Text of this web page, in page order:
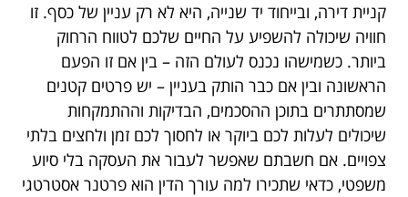
קניית דירה, ובייחוד יד שנייה, היא לא רק עניין של כסף. זו
חוויה שיכולה להשפיע על החיים שלכם לטווח הרחוק
ביותר. כשמישהו נכנס לעולם הזה – בין אם זו הפעם
הראשונה ובין אם כבר הותק בעניין – יש פרטים קטנים
שמסתתרים בתוכן ההסכמים, הבדיקות וההתמקחות
שיכולים לעלות לכם ביוקר או לחסוך לכם זמן ולחצים בלתי
צפויים. אם חשבתם שאפשר לעבור את העסקה בלי סיוע
משפטי, כדאי שתכירו למה עורך הדין הוא פרטנר אסטרטגי